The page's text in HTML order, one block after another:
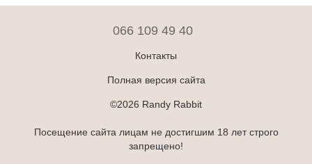
066 109 49 40
Контакты
Полная версия сайта
©2026 Randy Rabbit
Посещение сайта лицам не достигшим 18 лет строго
запрещено!